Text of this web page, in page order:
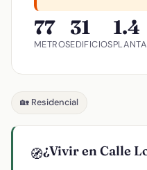
77
METROS
31
EDIFICIOS
1.4
🏡 Residencial
🧭¿Vivir en Calle